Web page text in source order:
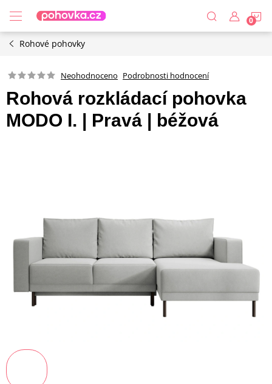
obsah
Rohové pohovky
Neohodnoceno Podrobnosti hodnocení
Rohová rozkládací pohovka
MODO I. | Pravá | béžová